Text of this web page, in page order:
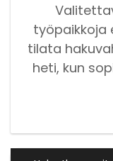
työpaikkoja
tilata
heti, kun